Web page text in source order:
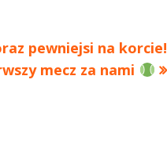
pewniejsi na korcie!
mecz za nami